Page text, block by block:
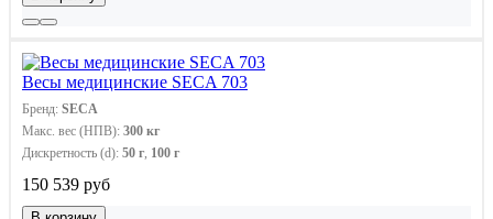
Весы медицинские SECA 703
Бренд: SECA
Макс. вес (НПВ): 300 кг
Дискретность (d): 50 г, 100 г
150 539 руб